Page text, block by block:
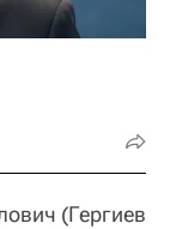
(Гергиев